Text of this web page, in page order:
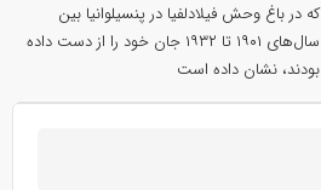
که در باغ وحش فیلادلفیا در پنسیلوانیا بین
سال‌های ۱۹۰۱ تا ۱۹۳۲ جان خود را از دست داده
بودند، نشان داده است